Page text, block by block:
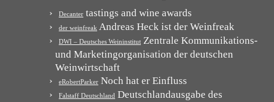
Decanter tastings and wine awards
der weinfreak Andreas Heck ist der Weinfreak
DWI – Deutsches Weininstitut Zentrale Kommunikations-
und Marketingorganisation der deutschen
Weinwirtschaft
eRobertParker Noch hat er Einfluss
Falstaff Deutschland Deutschlandausgabe des